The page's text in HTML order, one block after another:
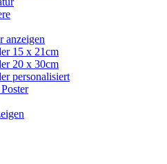
anzeigen
15 x 21cm
20 x 30cm
personalisiert